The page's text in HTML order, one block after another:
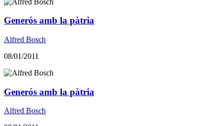
Generós amb la pàtria
Alfred Bosch
08/01/2011
Generós amb la pàtria
Alfred Bosch